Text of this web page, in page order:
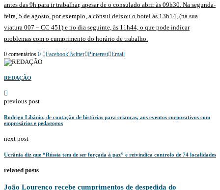
antes das 9h para ir trabalhar, apesar de o consulado abrir às 09h30. Na segunda-
feira, 5 de agosto, por exemplo, a cônsul deixou o hotel às 13h14, (na sua
viatura 007 – CC 451) e no dia seguinte, às 11h44, o que pode indicar
problemas com o cumprimento do horário de trabalho.
0 comentários 0 FacebookTwitter Pinterest Email
REDAÇÃO
previous post
Rodrigo Libânio, de contação de histórias para crianças, aos eventos corporativos com
empresários e pedagogos
next post
Ucrânia diz que “Rússia tem de ser forçada à paz” e reivindica controlo de 74 localidades
related posts
João Lourenço recebe cumprimentos de despedida do